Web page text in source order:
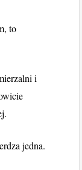
to
i
jedna.